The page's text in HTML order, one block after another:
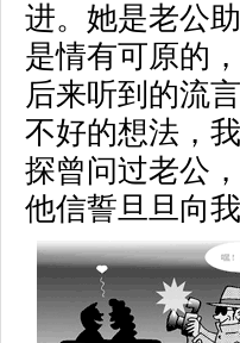
进。她是老公
是情有可原的
后来听到的流
不好的想法，
探曾问过老公
他信誓旦旦向